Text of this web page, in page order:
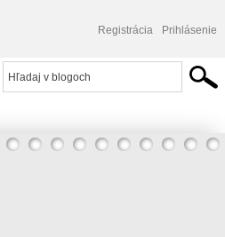
Registrácia Prihlásenie